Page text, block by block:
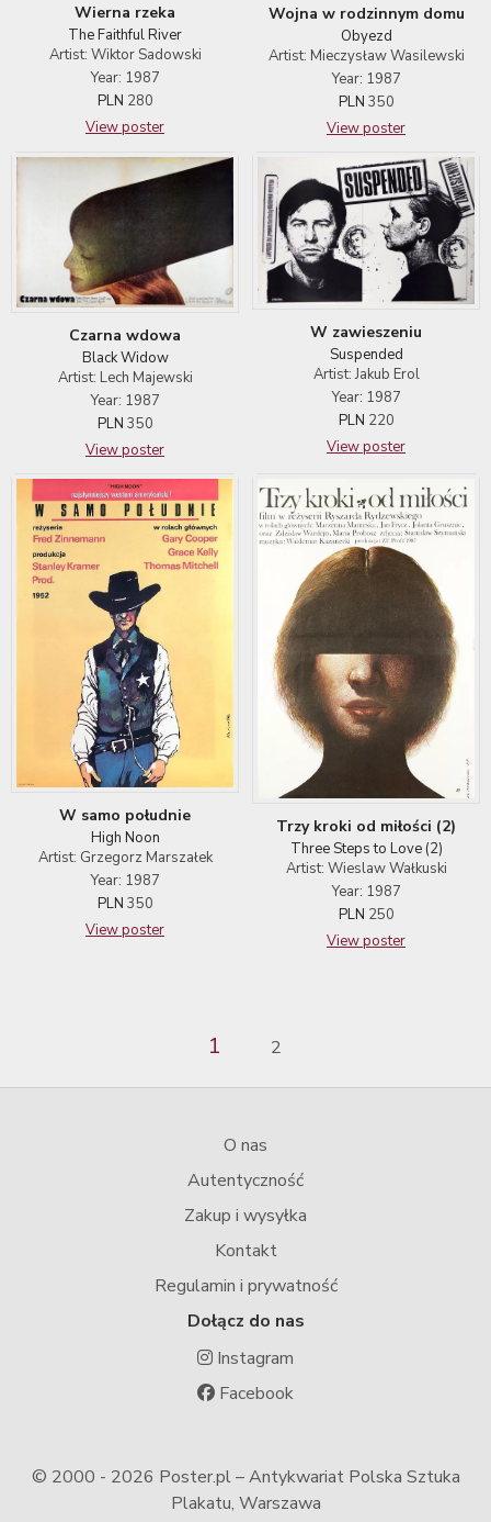
Wierna rzeka
The Faithful River
Artist: Wiktor Sadowski
Year: 1987
PLN 280
View poster
Wojna w rodzinnym domu
Obyezd
Artist: Mieczysław Wasilewski
Year: 1987
PLN 350
View poster
Czarna wdowa
Black Widow
Artist: Lech Majewski
Year: 1987
PLN 350
View poster
W zawieszeniu
Suspended
Artist: Jakub Erol
Year: 1987
PLN 220
View poster
W samo południe
High Noon
Artist: Grzegorz Marszałek
Year: 1987
PLN 350
View poster
Trzy kroki od miłości (2)
Three Steps to Love (2)
Artist: Wieslaw Wałkuski
Year: 1987
PLN 250
View poster
1 2
O nas
Autentyczność
Zakup i wysyłka
Kontakt
Regulamin i prywatność
Dołącz do nas
Instagram
Facebook
© 2000 - 2026 Poster.pl – Antykwariat Polska Sztuka
Plakatu, Warszawa